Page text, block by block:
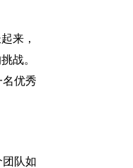
来，
战。
优秀
队如